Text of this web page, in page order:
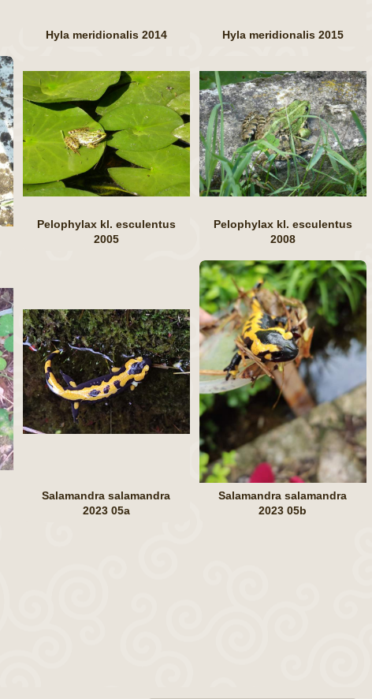
Hyla meridionalis 2014 Hyla meridionalis 2015
Pelophylax kl. esculentus
2005
Pelophylax kl. esculentus
2008
Salamandra salamandra
2023 05a
Salamandra salamandra
2023 05b